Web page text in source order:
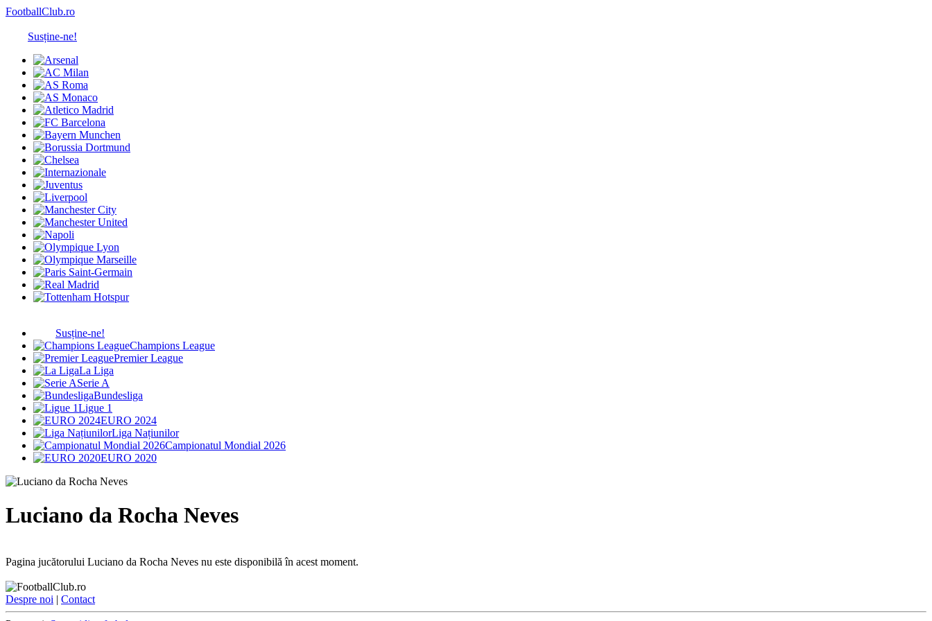
FootballClub.ro
Susține-ne!
Susține-ne!
Champions League
Premier League
La Liga
Serie A
Bundesliga
Ligue 1
EURO 2024
Liga Națiunilor
Campionatul Mondial 2026
EURO 2020
Luciano da Rocha Neves
Pagina jucătorului Luciano da Rocha Neves nu este disponibilă în acest moment.
Despre noi | Contact